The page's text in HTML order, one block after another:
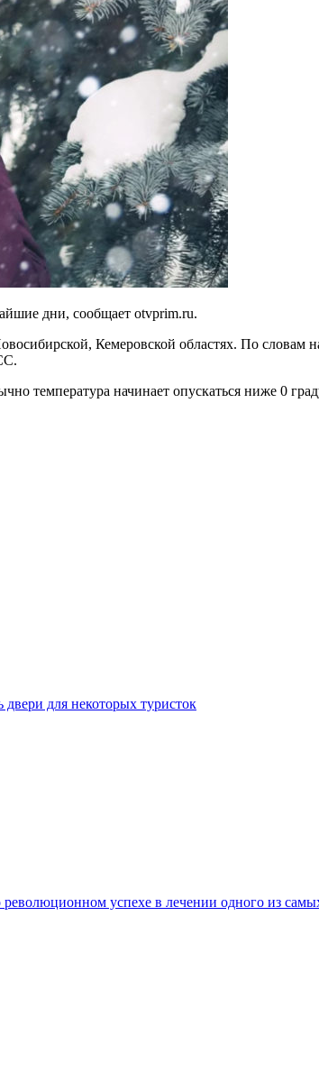
дни, сообщает otvprim.ru.
Кемеровской областях. По словам
температура начинает опускаться ниже 0
для некоторых туристок
успехе в лечении одного из